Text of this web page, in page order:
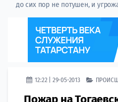
до сих пор не потушен, и
12:22 | 29-05-2013
Пожар на